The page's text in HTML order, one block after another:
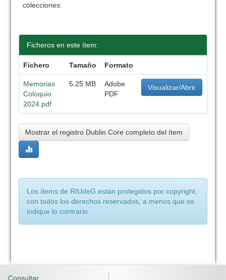
colecciones:
Ficheros en este ítem:
Fichero Tamaño Formato
Memorias
Coloquio
2024.pdf
5.25 MB
Adobe
PDF
Visualizar/Abrir
Mostrar el registro Dublin Core completo del ítem
Los ítems de RIUdeG están protegidos por copyright,
con todos los derechos reservados, a menos que se
indique lo contrario.
Consultar